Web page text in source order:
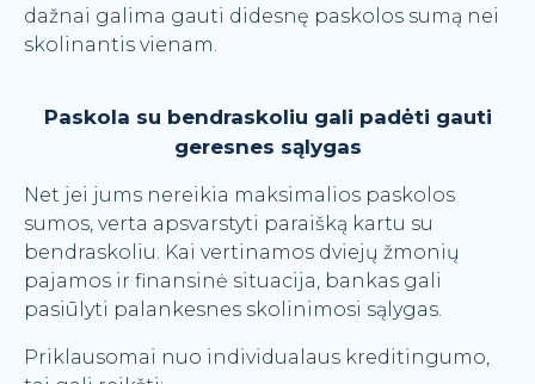
dažnai galima gauti didesnę paskolos sumą nei
skolinantis vienam.
Paskola su bendraskoliu gali padėti gauti
geresnes sąlygas
Net jei jums nereikia maksimalios paskolos
sumos, verta apsvarstyti paraišką kartu su
bendraskoliu. Kai vertinamos dviejų žmonių
pajamos ir finansinė situacija, bankas gali
pasiūlyti palankesnes skolinimosi sąlygas.
Priklausomai nuo individualaus kreditingumo,